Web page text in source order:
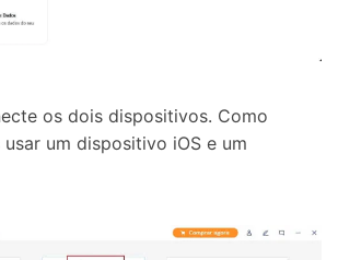
os dois dispositivos. Como
um dispositivo iOS e um